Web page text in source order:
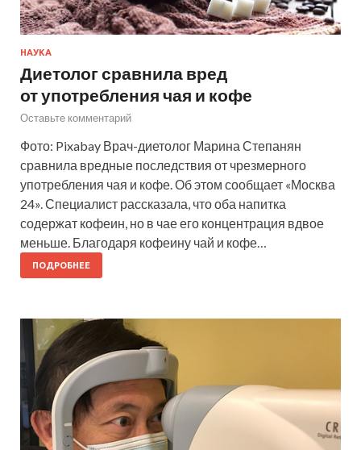
НАУКА
Диетолог сравнила вред
от употребления чая и кофе
Оставьте комментарий
Фото: Pixabay Врач-диетолог Марина Степанян
сравнила вредные последствия от чрезмерного
употребления чая и кофе. Об этом сообщает «Москва
24». Специалист рассказала, что оба напитка
содержат кофеин, но в чае его концентрация вдвое
меньше. Благодаря кофеину чай и кофе…
ПОДРОБНЕЕ